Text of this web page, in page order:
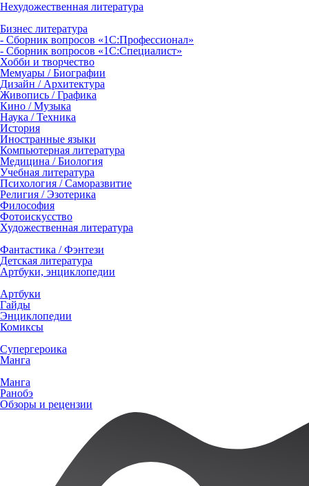
Нехудожественная литература
Бизнес литература
- Сборник вопросов «1С:Профессионал»
- Сборник вопросов «1С:Специалист»
Хобби и творчество
Мемуары / Биографии
Дизайн / Архитектура
Живопись / Графика
Кино / Музыка
Наука / Техника
История
Иностранные языки
Компьютерная литература
Медицина / Биология
Учебная литература
Психология / Саморазвитие
Религия / Эзотерика
Философия
Фотоискусство
Художественная литература
Фантастика / Фэнтези
Детская литература
Артбуки, энциклопедии
Артбуки
Гайды
Энциклопедии
Комиксы
Супергероика
Манга
Манга
Ранобэ
Обзоры и рецензии